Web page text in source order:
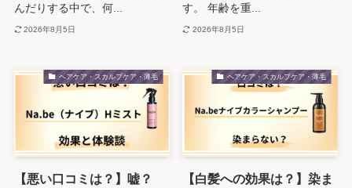
んだりする中で、何...
2026年8月5日
す。 年齢を重...
2026年8月5日
ヘアケア・スカルプケア・薄毛
【悪い口コミは？】嘘？
ヘアケア・スカルプケア・薄毛
【白髪への効果は？】染ま